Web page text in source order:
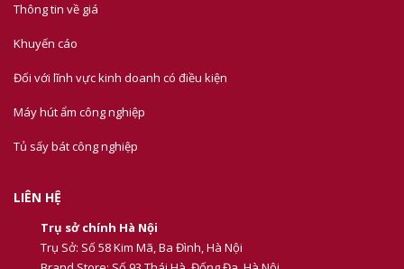
Thông tin về giá
Khuyến cáo
Đối với lĩnh vực kinh doanh có điều kiện
Máy hút ẩm công nghiệp
Tủ sấy bát công nghiệp
LIÊN HỆ
Trụ sở chính Hà Nội
Trụ Sở: Số 58 Kim Mã, Ba Đình, Hà Nội